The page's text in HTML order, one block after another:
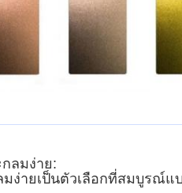
ลมง่าย:
ง่ายเป็นตัวเลือกที่สมบูรณ์แ